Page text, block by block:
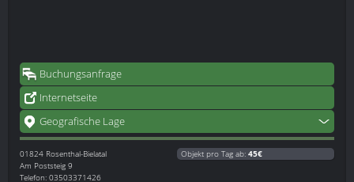
Buchungsanfrage
Internetseite
Geografische Lage
01824 Rosenthal-Bielatal
Am Poststeig 9
Telefon: 03503371426
Objekt pro Tag ab: 45€